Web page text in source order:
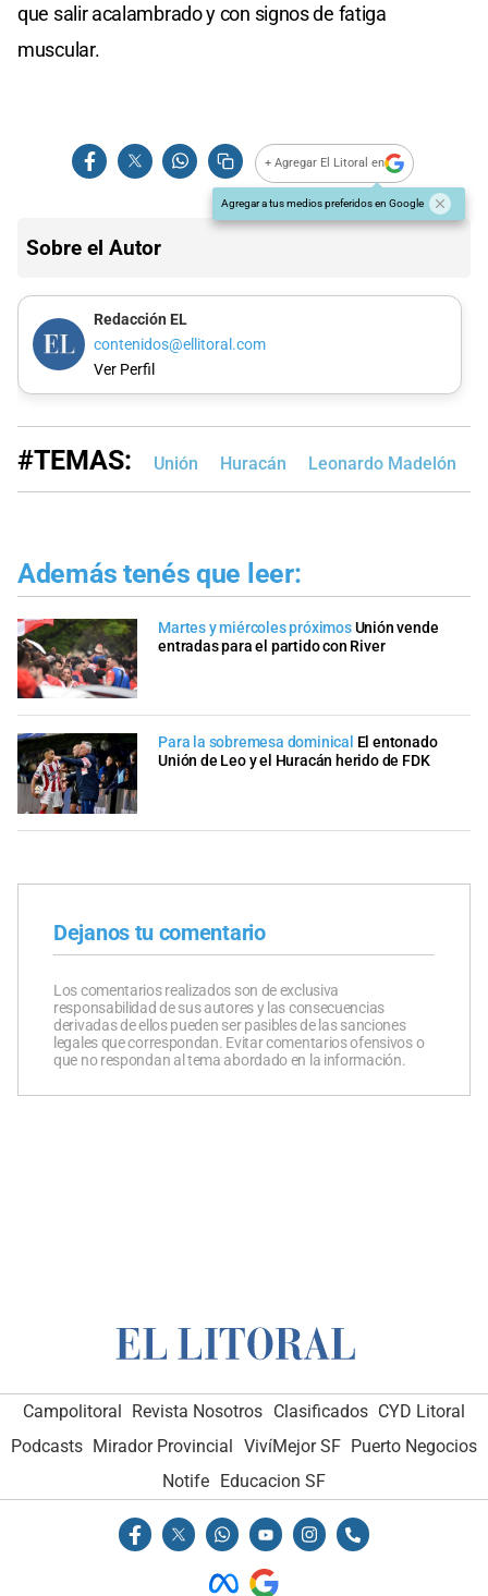
que salir acalambrado y con signos de fatiga
muscular.
+ Agregar El Litoral en
Agregar a tus medios preferidos en Google
Sobre el Autor
Redacción EL
contenidos@ellitoral.com
Ver Perfil
#TEMAS: Unión Huracán Leonardo Madelón
Además tenés que leer:
Martes y miércoles próximosUnión vende
entradas para el partido con River
Para la sobremesa dominical El entonado
Unión de Leo y el Huracán herido de FDK
Dejanos tu comentario
Los comentarios realizados son de exclusiva
responsabilidad de sus autores y las consecuencias
derivadas de ellos pueden ser pasibles de las sanciones
legales que correspondan. Evitar comentarios ofensivos o
que no respondan al tema abordado en la información.
Campolitoral Revista Nosotros Clasificados CYD Litoral
Podcasts Mirador Provincial VivíMejor SF Puerto Negocios
Notife
Educacion SF